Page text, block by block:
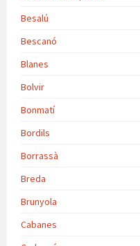
Besalú
Bescanó
Blanes
Bolvir
Bonmatí
Bordils
Borrassà
Breda
Brunyola
Cabanes